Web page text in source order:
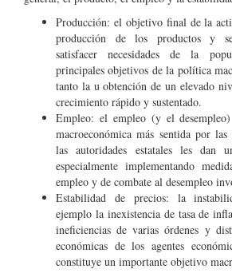
Producción: el objetivo final de la
producción de los productos y
satisfacer necesidades de la
principales objetivos de la política
tanto la u obtención de un elevado
crecimiento rápido y sustentado.
Empleo: el empleo (y el
macroeconómica más sentida por
las autoridades estatales les dan
especialmente implementando
empleo y de combate al desempleo
Estabilidad de precios: la
ejemplo la inexistencia de tasa de
ineficiencias de varias órdenes y
económicas de los agentes
constituye un importante objetivo